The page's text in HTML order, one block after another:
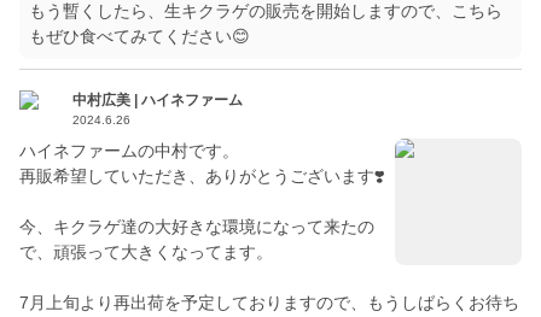
もう暫くしたら、生キクラゲの販売を開始しますので、こちら
もぜひ食べてみてください😊
中村広美 | ハイネファーム
2024.6.26
ハイネファームの中村です。
再販希望していただき、ありがとうございます❣️
今、キクラゲ達の大好きな環境になって来たの
で、頑張って大きくなってます。
7月上旬より再出荷を予定しておりますので、もうしばらくお待ち